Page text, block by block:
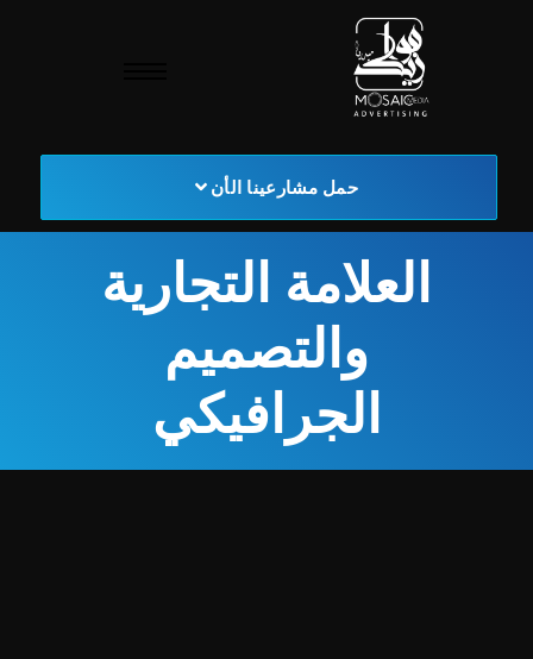
حمل مشارعينا الأن
العلامة التجارية
والتصميم
الجرافيكي